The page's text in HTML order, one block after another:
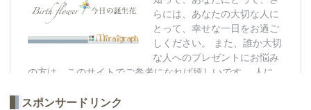
スポンサードリンク